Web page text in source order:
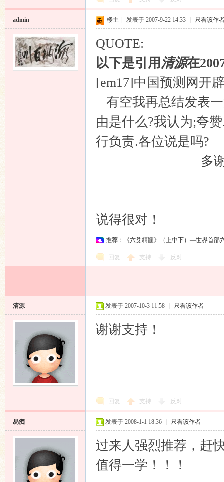
admin 楼主 发表于 2007-9-22 14:33 只看该作
QUOTE:
以下是引用 清源在
[em17]中国预测网开
有空我再总结发表
由是什么?我认为;夸
行负责.各位说是吗?
多谢各位
说得很对！
推荐：《六爻精髓》（上中下）—世界首部
回复 支持 反对
清源 发表于 2007-10-3 11:58 只看该作者
谢谢支持！
回复 支持 反对
易痴 发表于 2008-1-1 18:36 只看该作者
过来人强烈推荐，赶
值得一学！！！